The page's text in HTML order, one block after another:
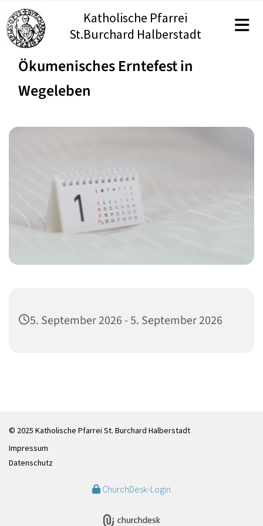
Katholische Pfarrei
St.Burchard Halberstadt
Ökumenisches Erntefest in
Wegeleben
5. September 2026 - 5. September 2026
© 2025 Katholische Pfarrei St. Burchard Halberstadt
Impressum
Datenschutz
ChurchDesk-Login